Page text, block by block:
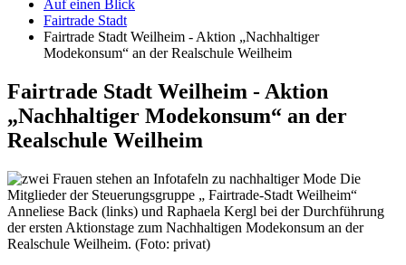
Auf einen Blick
Fairtrade Stadt
Fairtrade Stadt Weilheim - Aktion „Nachhaltiger
Modekonsum“ an der Realschule Weilheim
Fairtrade Stadt Weilheim - Aktion
„Nachhaltiger Modekonsum“ an der
Realschule Weilheim
Die
Mitglieder der Steuerungsgruppe „ Fairtrade-Stadt Weilheim“
Anneliese Back (links) und Raphaela Kergl bei der Durchführung
der ersten Aktionstage zum Nachhaltigen Modekonsum an der
Realschule Weilheim. (Foto: privat)